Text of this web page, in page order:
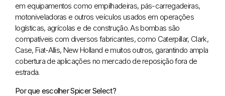
em equipamentos como empilhadeiras, pás-carregadeiras,
motoniveladoras e outros veículos usados em operações
logísticas, agrícolas e de construção. As bombas são
compatíveis com diversos fabricantes, como Caterpillar, Clark,
Case, Fiat-Allis, New Holland e muitos outros, garantindo ampla
cobertura de aplicações no mercado de reposição fora de
estrada.
Por que escolher Spicer Select?